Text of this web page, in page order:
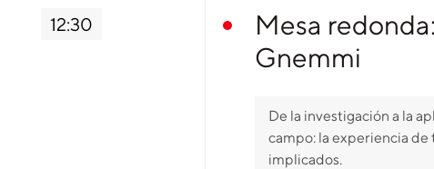
12:30
Mesa
Gnemmi
De la investigación a la
campo: la experiencia de
implicados.